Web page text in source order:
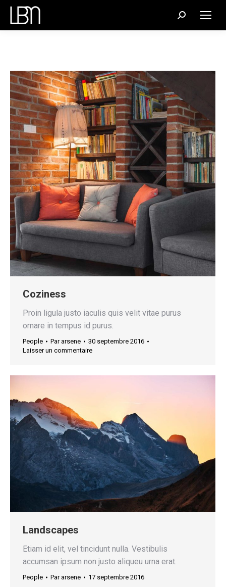
Recherche
:
Coziness
Proin ligula justo iaculis quis velit vitae purus
ornare in tempus id purus.
People Pararsene
30 septembre 2016
Laisser un commentaire
Landscapes
Etiam id elit, vel tincidunt nulla. Vestibulis
accumsan ipsum non justo aliqueu urna erat.
People Pararsene 17 septembre 2016